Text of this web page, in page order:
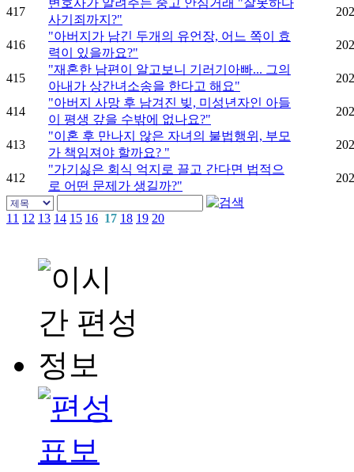
417
변호사가 알려주는 중고 안심거래 "잘못하다
사기죄까지?"
416
"아버지가 남긴 두개의 유언장, 어느 쪽이 효
력이 있을까요?"
415
"재혼한 남편이 알고보니 기러기아빠... 그의
아내가 상간녀소송을 한다고 해요"
414
"아버지 사망 후 남겨진 빚, 미성년자인 아들
이 평생 갚을 수밖에 없나요?"
413
"이혼 후 만나지 않은 자녀의 불법행위, 부모
가 책임져야 할까요? "
412
"가기싫은 회식 억지로 끌고 간다면 법적으
로 어떤 문제가 생길까?"
11 12 13 14 15 16 17 18 19 20